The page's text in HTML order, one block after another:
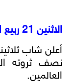
الاثنين 21 ربيع الأول 1436هـ 12 يناير 2015م
أعلن شاب
نصف ثروته
العالمين.